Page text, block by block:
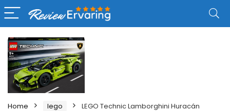
Home lego
LEGO Technic Lamborghini Huracán